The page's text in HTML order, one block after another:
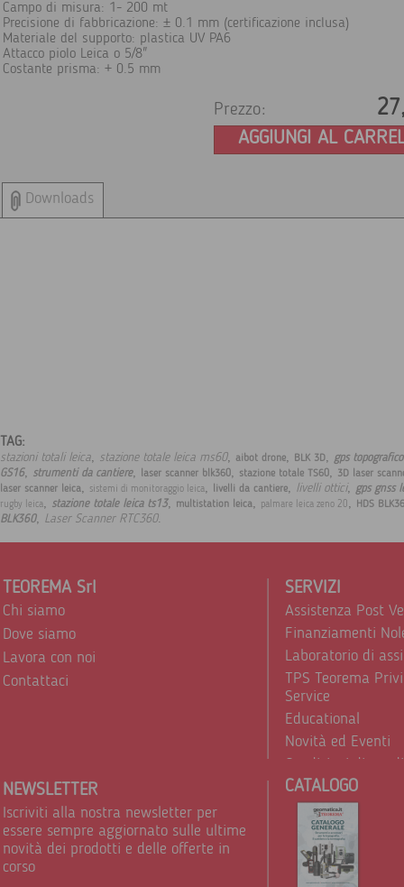
Campo di misura: 1- 200 mt
Precisione di fabbricazione: ± 0.1 mm (certificazione inclusa)
Materiale del supporto: plastica UV PA6
Attacco piolo Leica o 5/8"
Costante prisma: + 0.5 mm
Prezzo:
AGGIUNGI AL
Downloads
TAG:
stazioni totali leica, stazione totale leica ms60, aibot drone, BLK 3D, gps
GS16, strumenti da cantiere, laser scanner blk360, stazione totale TS60, 3D laser
laser scanner leica, sistemi di monitoraggio leica, livelli da cantiere, livelli ottici, gps gnss
rugby leica, stazione totale leica ts13, multistation leica, palmare leica zeno 20, HDS
BLK360, Laser Scanner RTC360.
TEOREMA Srl
Chi siamo
Dove siamo
Lavora con noi
Contattaci
SERVIZI
Assistenza Post
Finanziamenti
Laboratorio di
TPS Teorema
Service
Educational
Novità ed Eventi
Condizioni di
Trattamento dei
NEWSLETTER
Iscriviti alla nostra newsletter per
essere sempre aggiornato sulle ultime
novità dei prodotti e delle offerte in
corso
CATALOGO